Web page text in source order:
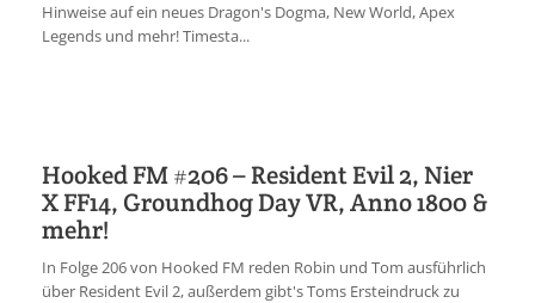
Discord
Hinweise auf ein neues Dragon's Dogma, New World, Apex
Legends und mehr! Timesta...
Hooked FM #206 – Resident Evil 2, Nier
X FF14, Groundhog Day VR, Anno 1800 &
mehr!
In Folge 206 von Hooked FM reden Robin und Tom ausführlich
über Resident Evil 2, außerdem gibt's Toms Ersteindruck zu